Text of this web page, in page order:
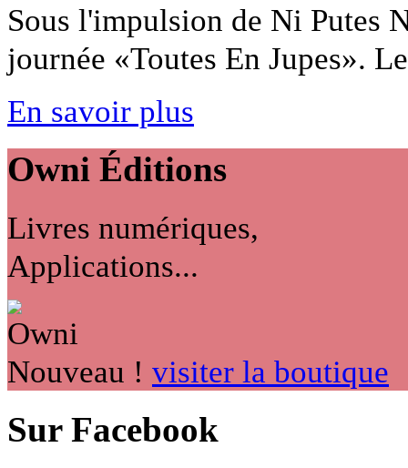
Sous l'impulsion de Ni Putes
journée «Toutes En Jupes».
En savoir plus
Owni Éditions
Livres numériques,
Applications...
Nouveau ! visiter la boutique
Sur Facebook